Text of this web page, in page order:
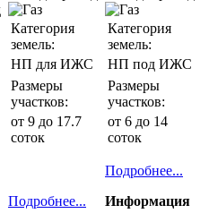
Категория
земель:
НП для ИЖС
Размеры
участков:
от 9 до 17.7
соток
Подробнее...
Категория
земель:
НП под ИЖС
Размеры
участков:
от 6 до 14
соток
Подробнее...
Информация